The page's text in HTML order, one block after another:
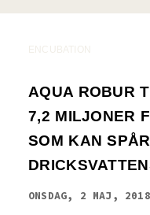
ENCUBATION
AQUA ROBUR
7,2 MILJONER
SOM KAN
ONSDAG, 2 MAJ, 2018